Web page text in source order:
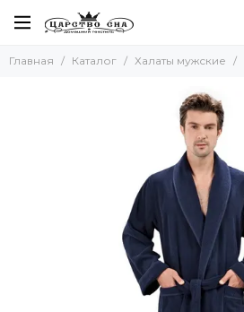
Халаты мужские
Махровые мужские халаты
Главная Каталог Халаты мужские